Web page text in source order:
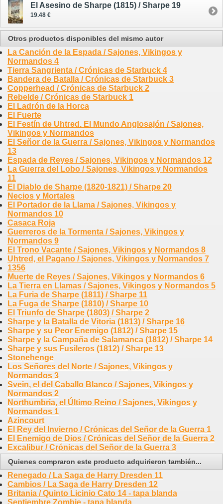
El Asesino de Sharpe (1815) / Sharpe 19
19.48 €
Otros productos disponibles del mismo autor
La Canción de la Espada / Sajones, Vikingos y
Normandos 4
Tierra Sangrienta / Crónicas de Starbuck 4
Bandera de Batalla / Crónicas de Starbuck 3
Copperhead / Crónicas de Starbuck 2
Rebelde / Crónicas de Starbuck 1
El Ladrón de la Horca
El Fuerte
El Festín de Uhtred. El Mundo Anglosajón / Sajones,
Vikingos y Normandos
El Señor de la Guerra / Sajones, Vikingos y Normandos
13
Espada de Reyes / Sajones, Vikingos y Normandos 12
La Guerra del Lobo / Sajones, Vikingos y Normandos
11
El Diablo de Sharpe (1820-1821) / Sharpe 20
Necios y Mortales
El Portador de la Llama / Sajones, Vikingos y
Normandos 10
Casaca Roja
Guerreros de la Tormenta / Sajones, Vikingos y
Normandos 9
El Trono Vacante / Sajones, Vikingos y Normandos 8
Uhtred, el Pagano / Sajones, Vikingos y Normandos 7
1356
Muerte de Reyes / Sajones, Vikingos y Normandos 6
La Tierra en Llamas / Sajones, Vikingos y Normandos 5
La Furia de Sharpe (1811) / Sharpe 11
La Fuga de Sharpe (1810) / Sharpe 10
El Triunfo de Sharpe (1803) / Sharpe 2
Sharpe y la Batalla de Vitoria (1813) / Sharpe 16
Sharpe y su Peor Enemigo (1812) / Sharpe 15
Sharpe y la Campaña de Salamanca (1812) / Sharpe 14
Sharpe y sus Fusileros (1812) / Sharpe 13
Stonehenge
Los Señores del Norte / Sajones, Vikingos y
Normandos 3
Svein, el del Caballo Blanco / Sajones, Vikingos y
Normandos 2
Northumbria, el Último Reino / Sajones, Vikingos y
Normandos 1
Azincourt
El Rey del Invierno / Crónicas del Señor de la Guerra 1
El Enemigo de Dios / Crónicas del Señor de la Guerra 2
Excalibur / Crónicas del Señor de la Guerra 3
Quienes compraron este producto adquirieron también...
Renegado / La Saga de Harry Dresden 11
Cambios / La Saga de Harry Dresden 12
Britania / Quinto Licinio Cato 14 - tapa blanda
Septiembre Zombie - tapa blanda